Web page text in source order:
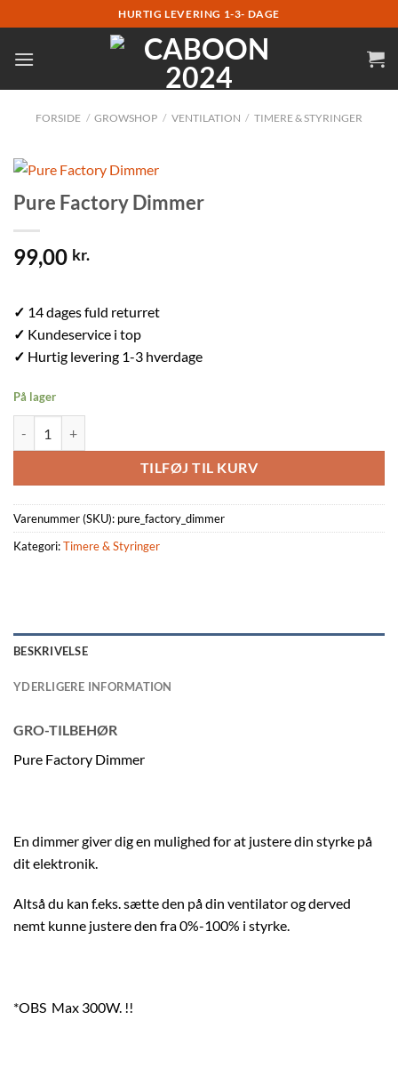
til
indhold
HURTIG LEVERING 1-3- DAGE
FORSIDE / GROWSHOP / VENTILATION / TIMERE & STYRINGER
Pure Factory Dimmer
99,00 kr.
✓ 14 dages fuld returret
✓ Kundeservice i top
✓ Hurtig levering 1-3 hverdage
På lager
TILFØJ TIL KURV
Varenummer (SKU): pure_factory_dimmer
Kategori:Timere & Styringer
BESKRIVELSE
YDERLIGERE INFORMATION
GRO-TILBEHØR
Pure Factory Dimmer
En dimmer giver dig en mulighed for at justere din styrke på
dit elektronik.
Altså du kan f.eks. sætte den på din ventilator og derved
nemt kunne justere den fra 0%-100% i styrke.
*OBS Max 300W. !!